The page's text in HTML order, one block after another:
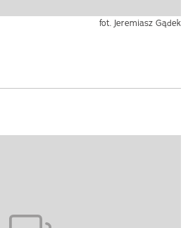
fot. Jeremiasz Gądek